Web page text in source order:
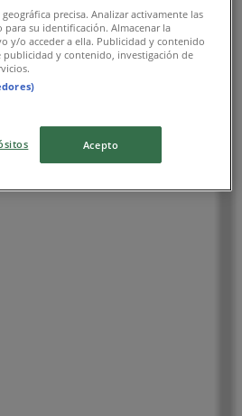
オファー
precisa. Analizar activamente las
para su identificación. Almacenar la
y/o acceder a ella. Publicidad y contenido
publicidad y contenido, investigación de
Acepto